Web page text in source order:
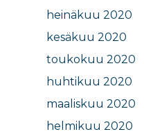
heinäkuu 2020
kesäkuu 2020
toukokuu 2020
huhtikuu 2020
maaliskuu 2020
helmikuu 2020